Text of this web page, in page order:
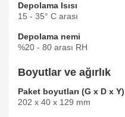
Depolama Isısı
15 - 35° C arası
Depolama nemi
%20 - 80 arası RH
Boyutlar ve ağırlık
Paket boyutları (G x D x Y)
202 x 40 x 129 mm